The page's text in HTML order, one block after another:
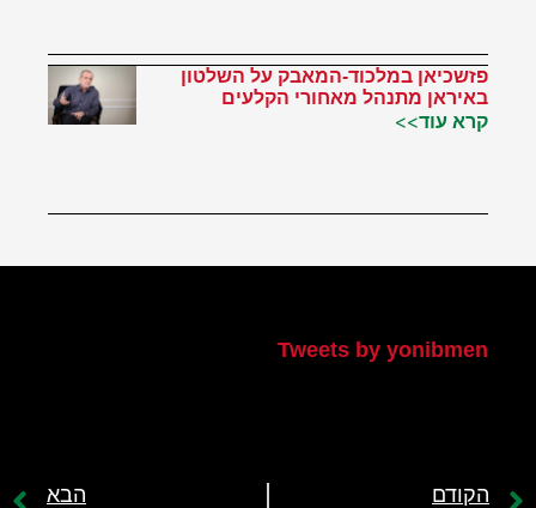
פזשכיאן במלכוד-המאבק על השלטון
באיראן מתנהל מאחורי הקלעים
קרא עוד>>
Tweets by yonibmen
הקודם הבא